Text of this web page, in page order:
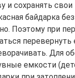
и сохранять
байдарка
Поэтому при
перевернуть
Для
емкости